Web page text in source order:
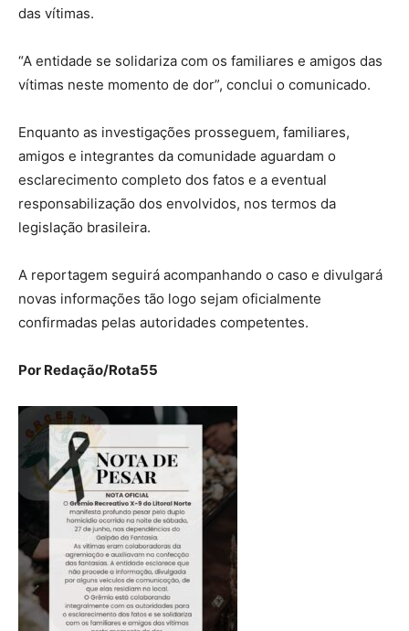
das vítimas.
“A entidade se solidariza com os familiares e amigos das
vítimas neste momento de dor”, conclui o comunicado.
Enquanto as investigações prosseguem, familiares,
amigos e integrantes da comunidade aguardam o
esclarecimento completo dos fatos e a eventual
responsabilização dos envolvidos, nos termos da
legislação brasileira.
A reportagem seguirá acompanhando o caso e divulgará
novas informações tão logo sejam oficialmente
confirmadas pelas autoridades competentes.
Por Redação/Rota55